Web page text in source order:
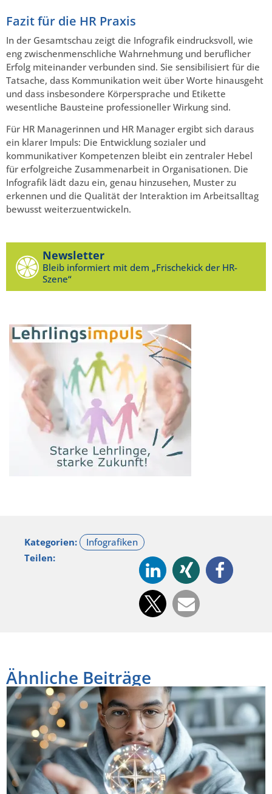
Fazit für die HR Praxis
In der Gesamtschau zeigt die Infografik eindrucksvoll, wie
eng zwischenmenschliche Wahrnehmung und beruflicher
Erfolg miteinander verbunden sind. Sie sensibilisiert für die
Tatsache, dass Kommunikation weit über Worte hinausgeht
und dass insbesondere Körpersprache und Etikette
wesentliche Bausteine professioneller Wirkung sind.
Für HR Managerinnen und HR Manager ergibt sich daraus
ein klarer Impuls: Die Entwicklung sozialer und
kommunikativer Kompetenzen bleibt ein zentraler Hebel
für erfolgreiche Zusammenarbeit in Organisationen. Die
Infografik lädt dazu ein, genau hinzusehen, Muster zu
erkennen und die Qualität der Interaktion im Arbeitsalltag
bewusst weiterzuentwickeln.
Newsletter
Bleib informiert mit dem „Frischekick der HR-
Szene“
Kategorien:
Teilen:
Ähnliche Beiträge